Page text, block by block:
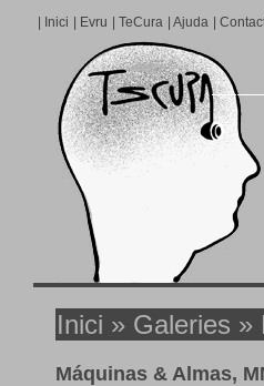
Inici Evru TeCura Ajuda
Inici » Galeries »
Máquinas & Almas,